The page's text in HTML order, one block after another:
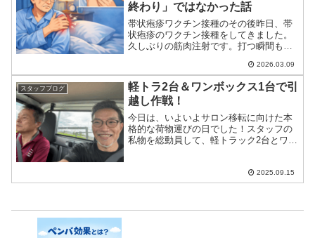
終わり」ではなかった話
帯状疱疹ワクチン接種のその後昨日、帯
状疱疹のワクチン接種をしてきました。
久しぶりの筋肉注射です。打つ瞬間もそ
なものかな」と、その時は案外あっさり
受け止めていました。ところが午後にな
ると、様子が少し変わって...
2026.03.09
スタッフブログ
軽トラ2台＆ワンボックス1台で引
越し作戦！
今日は、いよいよサロン移転に向けた本
格的な荷物運びの日でした！スタッフの
私物を総動員して、軽トラック2台とワン
を降ろすというミッションもあり、なか
なかのハードワーク…...
2025.09.15